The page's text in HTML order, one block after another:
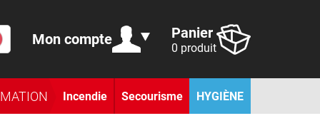
Mon compte Panier
0 produit
Incendie Secourisme HYGIÈNE